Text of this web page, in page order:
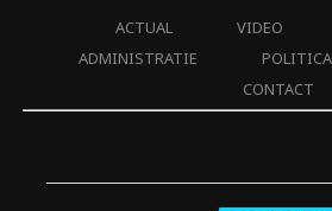
ACTUAL VIDEO
ADMINISTRATIE
POLITICA
CONTACT